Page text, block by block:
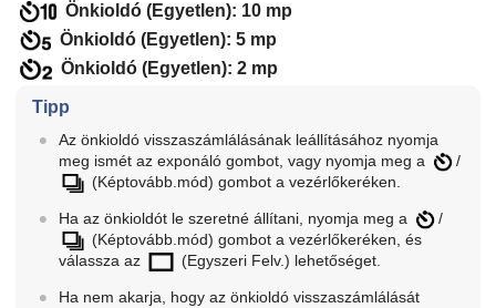
Önkioldó (Egyetlen): 10 mp
Önkioldó (Egyetlen): 5 mp
Önkioldó (Egyetlen): 2 mp
Tipp
Az önkioldó visszaszámlálásának leállításához nyomja
meg ismét az exponáló gombot, vagy nyomja meg a
/
(Képtovább.mód) gombot a vezérlőkeréken.
Ha az önkioldót le szeretné állítani, nyomja meg a
/
(Képtovább.mód) gombot a vezérlőkeréken, és
válassza az
(Egyszeri Felv.) lehetőséget.
Ha nem akarja, hogy az önkioldó visszaszámlálását